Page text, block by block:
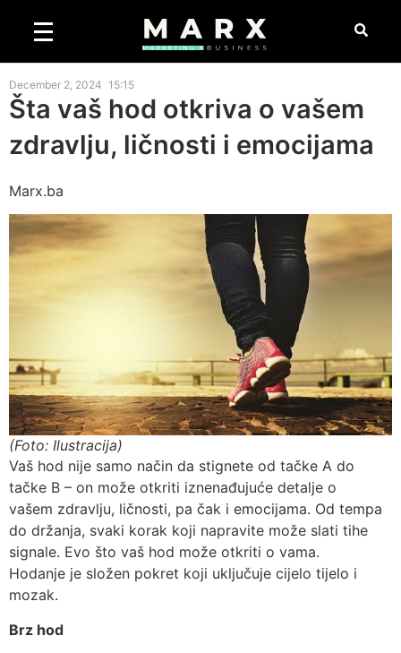
December 2, 2024 15:15
Šta vaš hod otkriva o vašem
zdravlju, ličnosti i emocijama
Marx.ba
(Foto: Ilustracija)
Vaš hod nije samo način da stignete od tačke A do
tačke B – on može otkriti iznenađujuće detalje o
vašem zdravlju, ličnosti, pa čak i emocijama. Od tempa
do držanja, svaki korak koji napravite može slati tihe
signale. Evo što vaš hod može otkriti o vama.
Hodanje je složen pokret koji uključuje cijelo tijelo i
mozak.
Brz hod